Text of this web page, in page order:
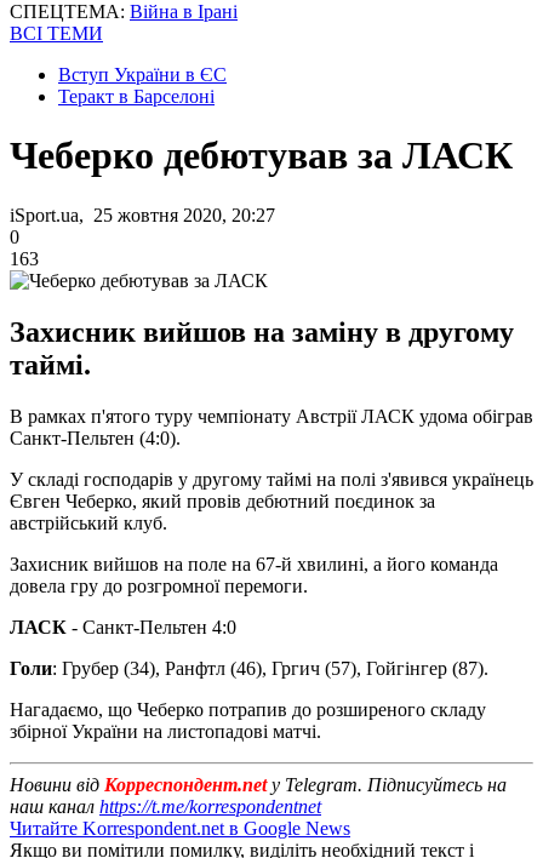
СПЕЦТЕМА: Війна в Ірані
ВСІ ТЕМИ
Вступ України в ЄС
Теракт в Барселоні
Чеберко дебютував за ЛАСК
iSport.ua, 25 жовтня 2020, 20:27
0
163
Захисник вийшов на заміну в другому
таймі.
В рамках п'ятого туру чемпіонату Австрії ЛАСК удома обіграв
Санкт-Пельтен (4:0).
У складі господарів у другому таймі на полі з'явився українець
Євген Чеберко, який провів дебютний поєдинок за
австрійський клуб.
Захисник вийшов на поле на 67-й хвилині, а його команда
довела гру до розгромної перемоги.
ЛАСК - Санкт-Пельтен 4:0
Голи: Грубер (34), Ранфтл (46), Гргич (57), Гойгінгер (87).
Нагадаємо, що Чеберко потрапив до розширеного складу
збірної України на листопадові матчі.
Новини від Корреспондент.netу Telegram. Підписуйтесь на
наш канал https://t.me/korrespondentnet
Читайте Korrespondent.net в Google News
Якщо ви помітили помилку, виділіть необхідний текст і